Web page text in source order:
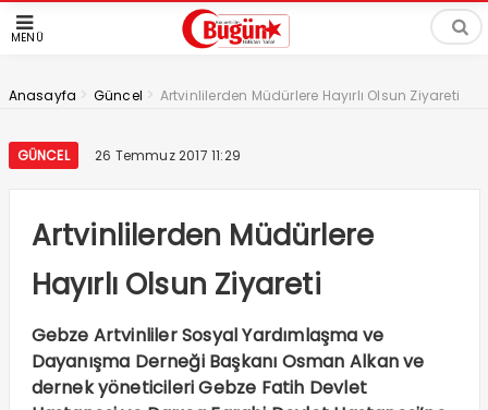
MENÜ
Anasayfa > Güncel > Artvinlilerden Müdürlere Hayırlı Olsun Ziyareti
GÜNCEL 26 Temmuz 2017 11:29
Artvinlilerden Müdürlere
Hayırlı Olsun Ziyareti
Gebze Artvinliler Sosyal Yardımlaşma ve
Dayanışma Derneği Başkanı Osman Alkan ve
dernek yöneticileri Gebze Fatih Devlet